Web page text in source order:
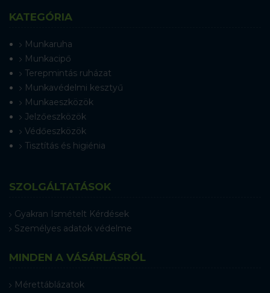
KATEGÓRIA
Munkaruha
Munkacipő
Terepmintás ruházat
Munkavédelmi kesztyű
Munkaeszközök
Jelzőeszközök
Védőeszközök
Tisztítás és higiénia
SZOLGÁLTATÁSOK
Gyakran Ismételt Kérdések
Személyes adatok védelme
MINDEN A VÁSÁRLÁSRÓL
Mérettáblázatok